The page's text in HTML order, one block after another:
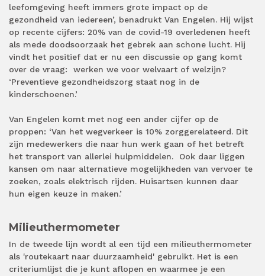
leefomgeving heeft immers grote impact op de
gezondheid van iedereen’, benadrukt Van Engelen. Hij wijst
op recente cijfers: 20% van de covid-19 overledenen heeft
als mede doodsoorzaak het gebrek aan schone lucht. Hij
vindt het positief dat er nu een discussie op gang komt
over de vraag: werken we voor welvaart of welzijn?
‘Preventieve gezondheidszorg staat nog in de
kinderschoenen.’
Van Engelen komt met nog een ander cijfer op de
proppen: ‘Van het wegverkeer is 10% zorggerelateerd. Dit
zijn medewerkers die naar hun werk gaan of het betreft
het transport van allerlei hulpmiddelen. Ook daar liggen
kansen om naar alternatieve mogelijkheden van vervoer te
zoeken, zoals elektrisch rijden. Huisartsen kunnen daar
hun eigen keuze in maken.’
Milieuthermometer
In de tweede lijn wordt al een tijd een milieuthermometer
als 'routekaart naar duurzaamheid' gebruikt. Het is een
criteriumlijst die je kunt aflopen en waarmee je een